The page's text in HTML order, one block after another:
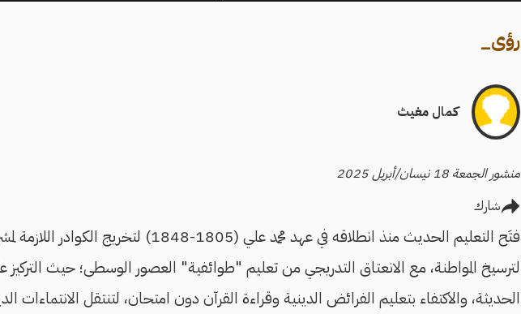
رؤى_
كمال مغيث
منشور الجمعة 18 نيسان/أبريل 2025
شارك
فتَح التعليم الحديث منذ انطلاقه في عهد محمد علي (1805-
لترسيخ المواطنة، مع الانعتاق التدريجي من تعليم "طوائفية" العصور الوسطى؛ حيث التركيز
الحديثة، والاكتفاء بتعليم الفرائض الدينية وقراءة القرآن دون امتحان، لتنتقل الانتماءات